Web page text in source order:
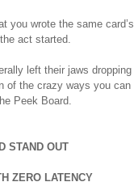
you wrote the same card’s
act started.
left their jaws dropping
of the crazy ways you can
Peek Board.
STAND OUT
ZERO LATENCY